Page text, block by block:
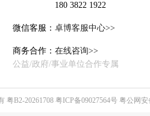
180 3822 1922
微信客服： 卓博客服中心>>
商务合作： 在线咨询>>
公益/政府/事业单位合作专属
粤B2-20261708 粤ICP备09027564号 粤公网安